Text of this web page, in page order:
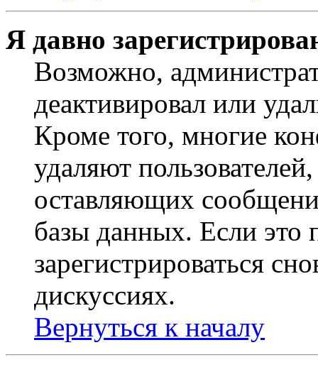
Я давно
Возможно,
деактивировал или
Кроме того, многие
удаляют
оставляющих
базы данных. Если это
зарегистрироваться
дискуссиях.
Вернуться к началу